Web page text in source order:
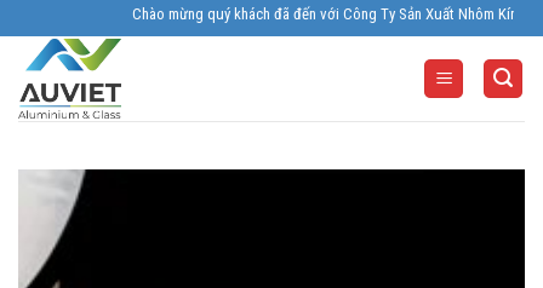
to
content
Chào mừng quý khách đã đến với Công Ty Sản Xuất Nhôm Kính Âu